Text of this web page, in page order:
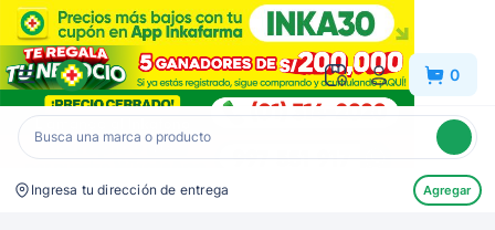
Inkafarma 0
Ingresa tu dirección de entrega Agregar